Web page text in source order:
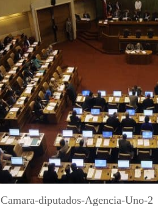
Camara-diputados-Agencia-Uno-2